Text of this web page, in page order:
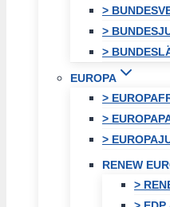
>
>
>
EUROPA
>
>
>
RENEW
>